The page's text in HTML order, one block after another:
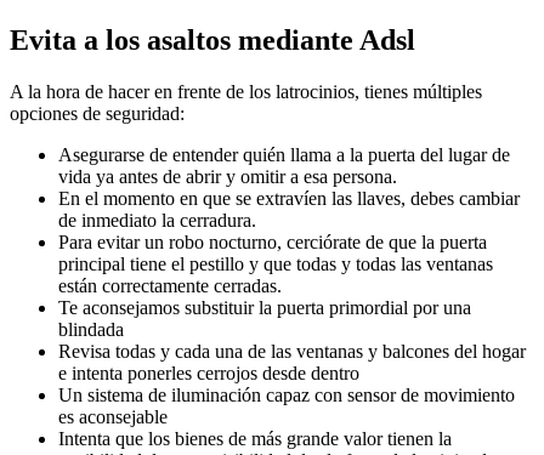
Evita a los asaltos mediante Adsl
A la hora de hacer en frente de los latrocinios, tienes múltiples
opciones de seguridad:
Asegurarse de entender quién llama a la puerta del lugar de
vida ya antes de abrir y omitir a esa persona.
En el momento en que se extravíen las llaves, debes cambiar
de inmediato la cerradura.
Para evitar un robo nocturno, cerciórate de que la puerta
principal tiene el pestillo y que todas y todas las ventanas
están correctamente cerradas.
Te aconsejamos substituir la puerta primordial por una
blindada
Revisa todas y cada una de las ventanas y balcones del hogar
e intenta ponerles cerrojos desde dentro
Un sistema de iluminación capaz con sensor de movimiento
es aconsejable
Intenta que los bienes de más grande valor tienen la